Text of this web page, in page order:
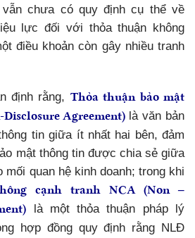
vẫn chưa có quy định cụ thể về
lực đối với thỏa thuận không
điều khoản còn gây nhiều tranh
định rằng, Thỏa thuận bảo mật
Agreement) là văn bản
tin giữa ít nhất hai bên, đảm
mật thông tin được chia sẻ giữa
mối quan hệ kinh doanh; trong khi
cạnh tranh NCA (Non –
là một thỏa thuận pháp lý
hợp đồng quy định rằng NLĐ